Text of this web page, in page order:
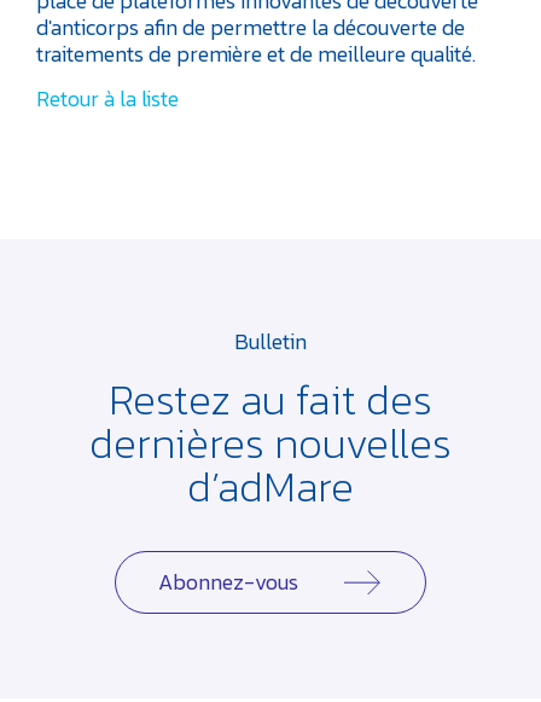
d'anticorps afin de permettre la découverte de
traitements de première et de meilleure qualité.
Retour à la liste
Bulletin
Restez au fait des
dernières nouvelles
d’adMare
Abonnez-vous